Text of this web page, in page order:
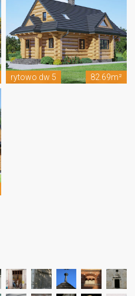
rytowo dw 5 82.69m²